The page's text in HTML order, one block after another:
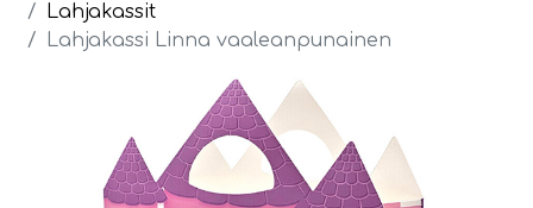
Lahjakassit
Lahjakassi Linna vaaleanpunainen